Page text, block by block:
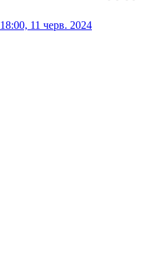
18:00, 11 черв. 2024